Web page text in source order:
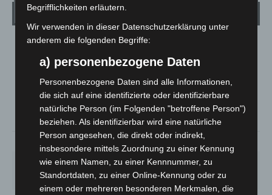
Wetter
LANGENHAGEN
Klarer Himmel
20.3°C 21.1°
20.1°
59%
SO.
33°
MO.
27°
DI.
24°
MI.
27° 31
Begrifflichkeiten erläutern.
Wir verwenden in dieser Datenschutzerklärung unter
anderem die folgenden Begriffe:
a) personenbezogene Daten
Personenbezogene Daten sind alle Informationen,
die sich auf eine identifizierte oder identifizierbare
natürliche Person (im Folgenden "betroffene Person")
beziehen. Als identifizierbar wird eine natürliche
Person angesehen, die direkt oder indirekt,
insbesondere mittels Zuordnung zu einer Kennung
wie einem Namen, zu einer Kennnummer, zu
Standortdaten, zu einer Online-Kennung oder zu
einem oder mehreren besonderen Merkmalen, die